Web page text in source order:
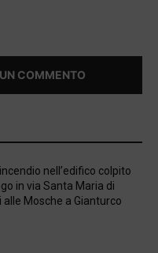
COMMENTO
nell’edifico colpito
in via Santa Maria di
Mosche a Gianturco